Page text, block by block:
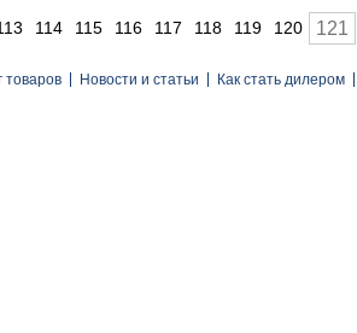
114 115 116 117 118 119 120 121
товаров Новости и статьи Как стать дилером